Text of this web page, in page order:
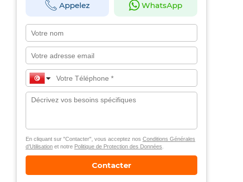
Appelez WhatsApp
En cliquant sur "Contacter", vous acceptez nos Conditions Générales
d’Utilisationet notre Politique de Protection des Données
Contacter